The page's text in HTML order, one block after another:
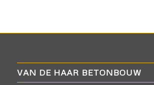
VAN DE HAAR BETONBOUW